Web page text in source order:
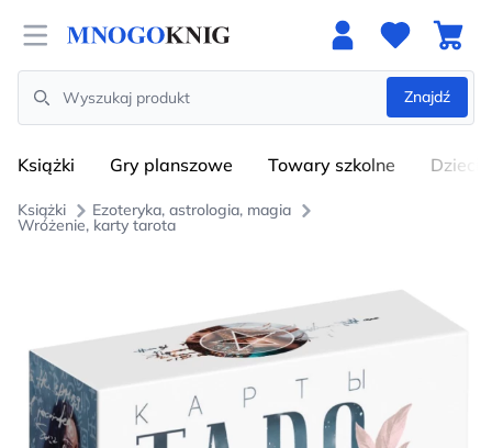
Open menu
Search
Znajdź
Książki Gry planszowe Towary szkolne
Książki Ezoteryka, astrologia, magia
Wróżenie, karty tarota